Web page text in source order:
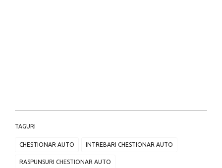
TAGURI
CHESTIONAR AUTO INTREBARI CHESTIONAR AUTO
RASPUNSURI CHESTIONAR AUTO